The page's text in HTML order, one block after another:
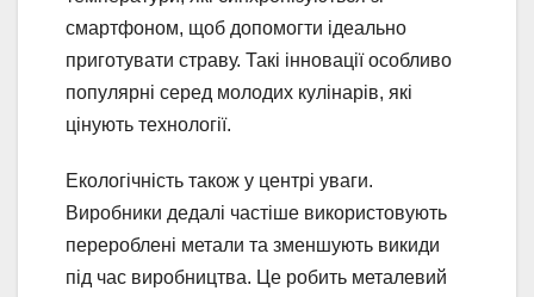
смартфоном, щоб допомогти ідеально
приготувати страву. Такі інновації особливо
популярні серед молодих кулінарів, які
цінують технології.
Екологічність також у центрі уваги.
Виробники дедалі частіше використовують
перероблені метали та зменшують викиди
під час виробництва. Це робить металевий